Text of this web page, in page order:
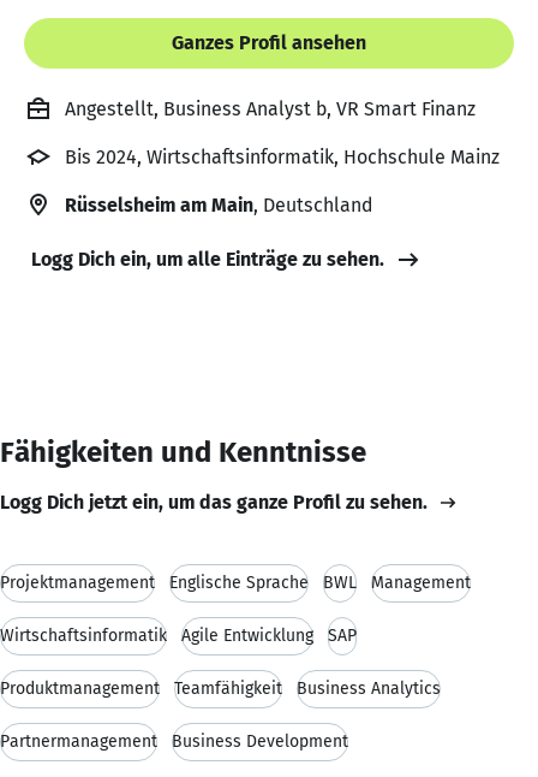
Ganzes Profil ansehen
Angestellt, Business Analyst b, VR Smart Finanz
Bis 2024, Wirtschaftsinformatik, Hochschule Mainz
Rüsselsheim am Main, Deutschland
Logg Dich ein, um alle Einträge zu sehen.
Fähigkeiten und Kenntnisse
Logg Dich jetzt ein, um das ganze Profil zu sehen.
Projektmanagement Englische Sprache BWL Management
Wirtschaftsinformatik Agile Entwicklung SAP
Produktmanagement Teamfähigkeit Business Analytics
Partnermanagement Business Development